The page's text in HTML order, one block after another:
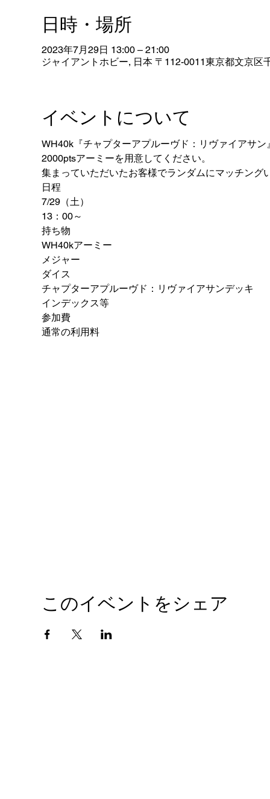
日時・場所
2023年7月29日 13:00 – 21:00
ジャイアントホビー, 日本 〒112-0011東京都文京区
イベントについて
WH40k『チャプターアプルーヴド：リヴァイアサ
2000ptsアーミーを用意してください。
集まっていただいたお客様でランダムにマッチング
日程
7/29（土）
13：00～
持ち物
WH40kアーミー
メジャー
ダイス
チャプターアプルーヴド：リヴァイアサンデッキ
インデックス等
参加費
通常の利用料
このイベントをシェア